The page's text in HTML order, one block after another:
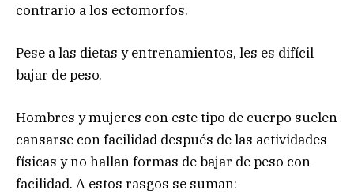
contrario a los ectomorfos.
Pese a las dietas y entrenamientos, les es difícil
bajar de peso.
Hombres y mujeres con este tipo de cuerpo suelen
cansarse con facilidad después de las actividades
físicas y no hallan formas de bajar de peso con
facilidad. A estos rasgos se suman: